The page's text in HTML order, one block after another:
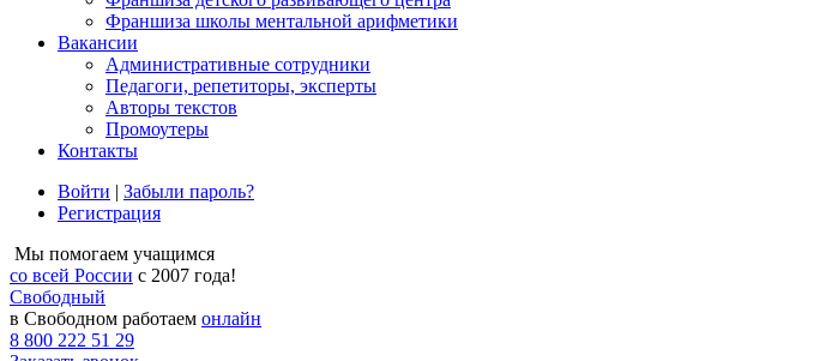
Франшиза школы ментальной арифметики
Вакансии
Административные сотрудники
Педагоги, репетиторы, эксперты
Авторы текстов
Промоутеры
Контакты
Войти | Забыли пароль?
Регистрация
Мы помогаем учащимся
со всей России с 2007 года!
Свободный
в Свободном работаем онлайн
8 800 222 51 29